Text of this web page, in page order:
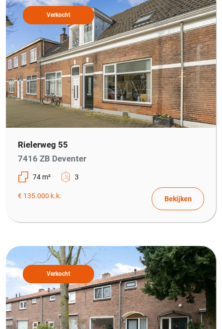
Verkocht
Rielerweg 55
7416 ZB Deventer
74 m² 3
€ 135.000 k.k. Bekijken
Verkocht